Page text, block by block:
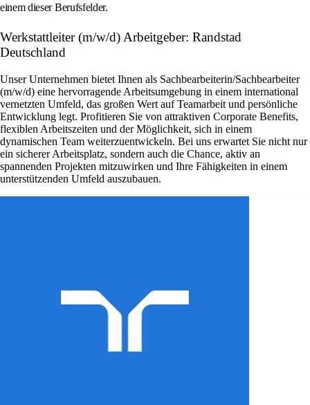
einem dieser Berufsfelder.
Werkstattleiter (m/w/d) Arbeitgeber: Randstad
Deutschland
Unser Unternehmen bietet Ihnen als Sachbearbeiterin/Sachbearbeiter
(m/w/d) eine hervorragende Arbeitsumgebung in einem international
vernetzten Umfeld, das großen Wert auf Teamarbeit und persönliche
Entwicklung legt. Profitieren Sie von attraktiven Corporate Benefits,
flexiblen Arbeitszeiten und der Möglichkeit, sich in einem
dynamischen Team weiterzuentwickeln. Bei uns erwartet Sie nicht nur
ein sicherer Arbeitsplatz, sondern auch die Chance, aktiv an
spannenden Projekten mitzuwirken und Ihre Fähigkeiten in einem
unterstützenden Umfeld auszubauen.